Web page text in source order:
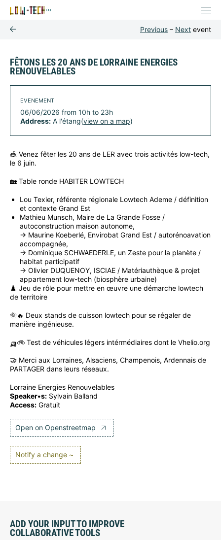
Previous – Next event
FÊTONS LES 20 ANS DE LORRAINE ENERGIES
RENOUVELABLES
EVENEMENT
06/06/2026 from 10h to 23h
Address: A l'étang(view on a map)
🎪 Venez fêter les 20 ans de LER avec trois activités low-tech,
le 6 juin.
🏡 Table ronde HABITER LOWTECH
Lou Texier, référente régionale Lowtech Ademe / définition
et contexte Grand Est
Mathieu Munsch, Maire de La Grande Fosse /
autoconstruction maison autonome,
-> Maurine Koeberlé, Envirobat Grand Est / autorénoavation
accompagnée,
-> Dominique SCHWAEDERLE, un Zeste pour la planète /
habitat participatif
-> Olivier DUQUENOY, ISCIAE / Matériauthèque & projet
appartement low-tech (biosphère urbaine)
♟️ Jeu de rôle pour mettre en œuvre une démarche lowtech
de territoire
🌞🔥 Deux stands de cuisson lowtech pour se régaler de
manière ingénieuse.
🛺🚲 Test de véhicules légers intérmédiaires dont le Vhelio.org
🤝 Merci aux Lorraines, Alsaciens, Champenois, Ardennais de
PARTAGER dans leurs réseaux.
Lorraine Energies Renouvelables
Speaker•s: Sylvain Balland
Access: Gratuit
Open on Openstreetmap
Notify a change ~
ADD YOUR INPUT TO IMPROVE
COLLABORATIVE TOOLS